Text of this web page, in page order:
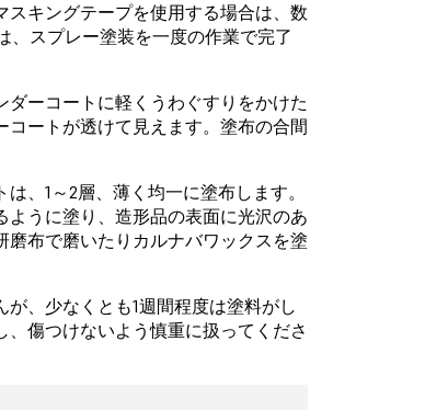
キングテープを使用する場合は、数
、スプレー塗装を一度の作業で完了
ーコートに軽くうわぐすりをかけた
ートが透けて見えます。塗布の合間
、1～2層、薄く均一に塗布します。
うに塗り、造形品の表面に光沢のあ
布で磨いたりカルナバワックスを塗
、少なくとも1週間程度は塗料がし
傷つけないよう慎重に扱ってくださ